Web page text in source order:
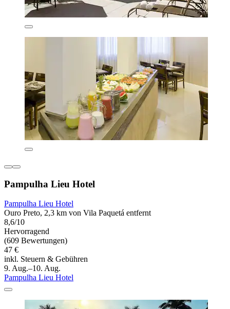
Pampulha Lieu Hotel
Pampulha Lieu Hotel
Ouro Preto, 2,3 km von Vila Paquetá entfernt
8,6/10
Hervorragend
(609 Bewertungen)
47 €
inkl. Steuern & Gebühren
9. Aug.–10. Aug.
Pampulha Lieu Hotel